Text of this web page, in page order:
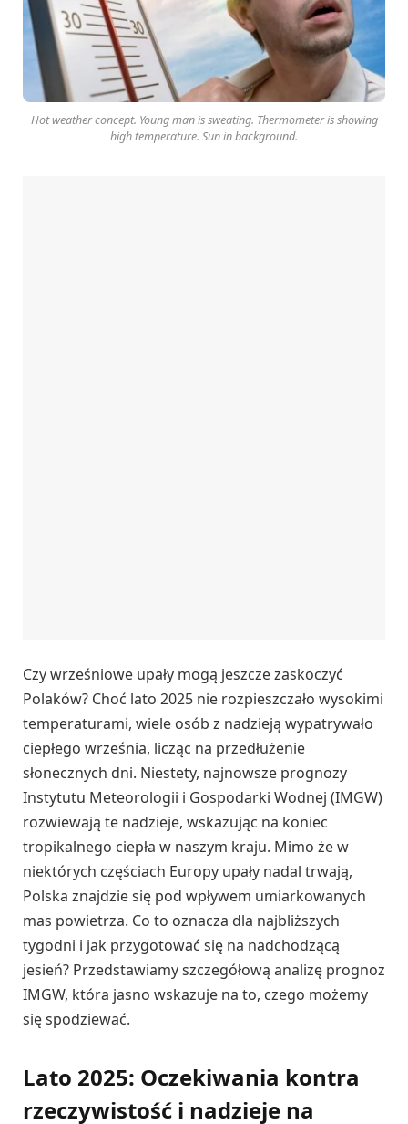
Hot weather concept. Young man is sweating. Thermometer is showing
high temperature. Sun in background.
Czy wrześniowe upały mogą jeszcze zaskoczyć
Polaków? Choć lato 2025 nie rozpieszczało wysokimi
temperaturami, wiele osób z nadzieją wypatrywało
ciepłego września, licząc na przedłużenie
słonecznych dni. Niestety, najnowsze prognozy
Instytutu Meteorologii i Gospodarki Wodnej (IMGW)
rozwiewają te nadzieje, wskazując na koniec
tropikalnego ciepła w naszym kraju. Mimo że w
niektórych częściach Europy upały nadal trwają,
Polska znajdzie się pod wpływem umiarkowanych
mas powietrza. Co to oznacza dla najbliższych
tygodni i jak przygotować się na nadchodzącą
jesień? Przedstawiamy szczegółową analizę prognoz
IMGW, która jasno wskazuje na to, czego możemy
się spodziewać.
Lato 2025: Oczekiwania kontra
rzeczywistość i nadzieje na